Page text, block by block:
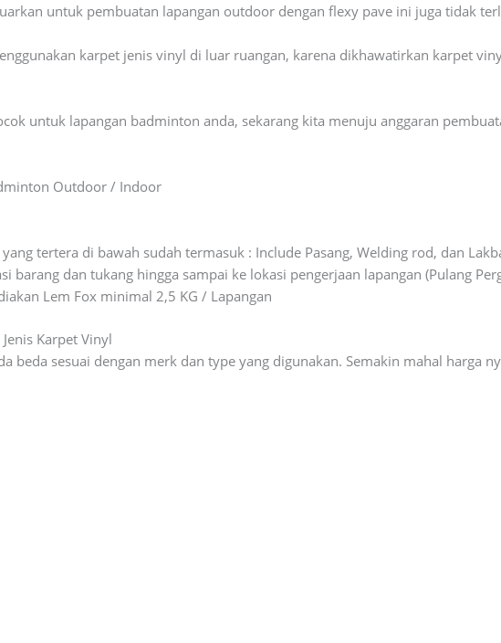
untuk pembuatan lapangan outdoor dengan flexy pave ini juga tidak
karpet jenis vinyl di luar ruangan, karena dikhawatirkan karpet
untuk lapangan badminton anda, sekarang kita menuju anggaran
Outdoor / Indoor
tertera di bawah sudah termasuk : Include Pasang, Welding rod, dan
barang dan tukang hingga sampai ke lokasi pengerjaan lapangan (Pulang
Lem Fox minimal 2,5 KG / Lapangan
Karpet Vinyl
beda sesuai dengan merk dan type yang digunakan. Semakin mahal harga